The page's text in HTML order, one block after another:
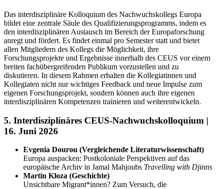
Das interdisziplinäre Kolloquium des Nachwuchskollegs Europa
bildet eine zentrale Säule des Qualifizierungsprogramms, indem es
den interdisziplinären Austausch im Bereich der Europaforschung
anregt und fördert. Es findet einmal pro Semester statt und bietet
allen Mitgliedern des Kollegs die Möglichkeit, ihre
Forschungsprojekte und Ergebnisse innerhalb des CEUS vor einem
breiten fachübergreifenden Publikum vorzustellen und zu
diskutieren. In diesem Rahmen erhalten die Kollegiatinnen und
Kollegiaten nicht nur wichtiges Feedback und neue Impulse zum
eigenen Forschungsprojekt, sondern können auch ihre eigenen
interdisziplinären Kompetenzen trainieren und weiterentwickeln.
5. Interdisziplinäres CEUS-Nachwuchskolloquium |
16. Juni 2026
Evgenia Dourou (Vergleichende Literaturwissenschaft)
Europa auspacken: Postkoloniale Perspektiven auf das
europäische Archiv in Jamal Mahjoubs Travelling with Djinns
Martin Kloza (Geschichte)
Unsichtbare Migrant*innen? Zum Versuch, die